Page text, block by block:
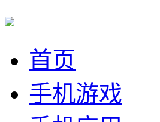
首页
手机游戏